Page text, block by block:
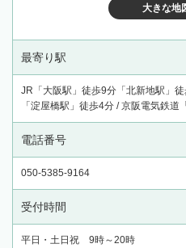
大きな地
最寄り駅
JR「大阪駅」徒歩9分「北新地駅」
「淀屋橋駅」徒歩4分 / 京阪電気鉄道
電話番号
050-5385-9164
受付時間
平日・土日祝 9時～20時